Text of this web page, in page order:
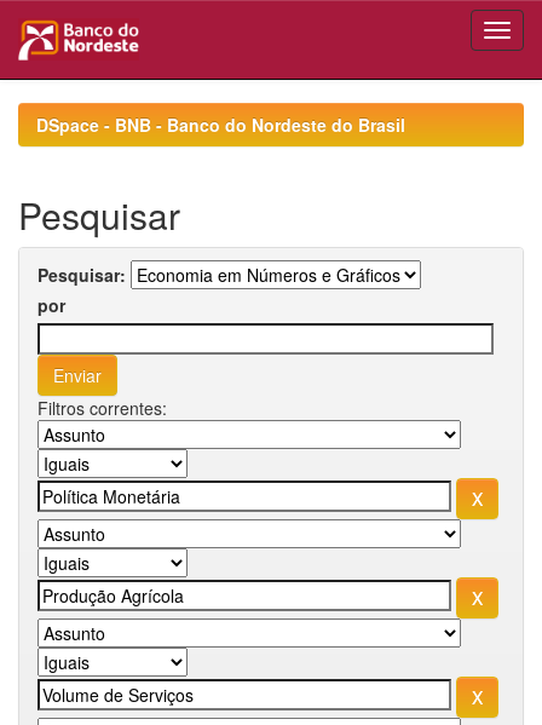
navigationDSpace - BNB - Banco do Nordeste do Brasil
Pesquisar
Pesquisar:
por
Filtros correntes: